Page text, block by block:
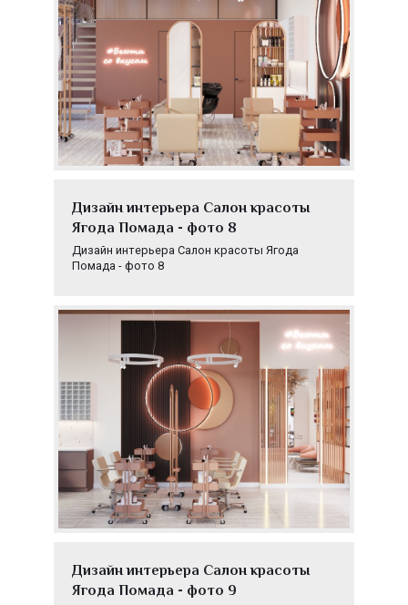
Дизайн интерьера Салон красоты
Ягода Помада - фото 8
Дизайн интерьера Салон красоты Ягода
Помада - фото 8
Дизайн интерьера Салон красоты
Ягода Помада - фото 9